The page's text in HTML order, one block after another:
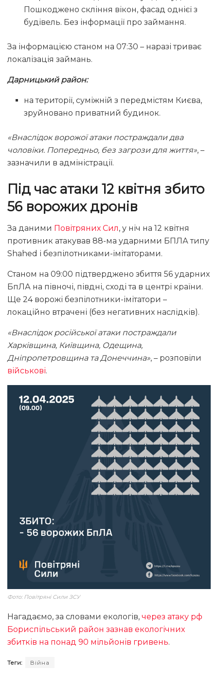
Пошкоджено скління вікон, фасад однієї з
будівель. Без інформації про займання.
За інформацією станом на 07:30 – наразі триває
локалізація займань.
Дарницький район:
на території, суміжній з передмістям Києва,
зруйновано приватний будинок.
«Внаслідок ворожої атаки постраждали два
чоловіки. Попередньо, без загрози для життя», –
зазначили в адміністрації.
Під час атаки 12 квітня збито
56 ворожих дронів
За даними Повітряних Сил, у ніч на 12 квітня
противник атакував 88-ма ударними БПЛА типу
Shahed і безпілотниками-імітаторами.
Станом на 09:00 підтверджено збиття 56 ударних
БпЛА на півночі, півдні, сході та в центрі країни.
Ще 24 ворожі безпілотники-імітатори –
локаційно втрачені (без негативних наслідків).
«Внаслідок російської атаки постраждали
Харківщина, Київщина, Одещина,
Дніпропетровщина та Донеччина», – розповіли
військові.
Фото: Повітряні Сили ЗСУ
Нагадаємо, за словами екологів, через атаку рф
Бориспільський район зазнав екологічних
збитків на понад 90 мільйонів гривень.
Теги: Війна